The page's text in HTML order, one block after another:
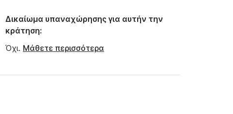
Δικαίωμα υπαναχώρησης για αυτήν την
κράτηση:
Όχι. Μάθετε περισσότερα